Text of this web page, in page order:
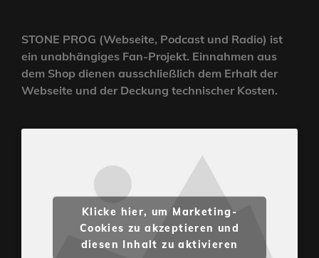
STONE PROG (Webseite, Podcast und Radio) ist
ein unabhängiges Fan-Projekt. Einnahmen aus
dem Shop dienen ausschließlich dem Erhalt der
Webseite und der Deckung technischer Kosten.
Klicke hier, um Marketing-
Cookies zu akzeptieren und
diesen Inhalt zu aktivieren